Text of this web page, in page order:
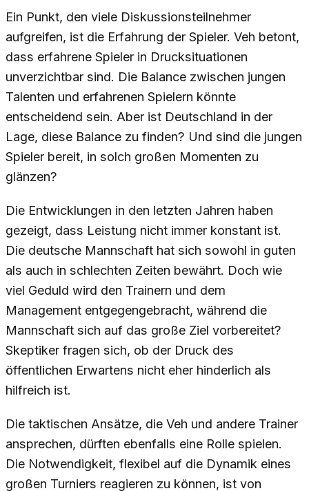
Ein Punkt, den viele Diskussionsteilnehmer
aufgreifen, ist die Erfahrung der Spieler. Veh betont,
dass erfahrene Spieler in Drucksituationen
unverzichtbar sind. Die Balance zwischen jungen
Talenten und erfahrenen Spielern könnte
entscheidend sein. Aber ist Deutschland in der
Lage, diese Balance zu finden? Und sind die jungen
Spieler bereit, in solch großen Momenten zu
glänzen?
Die Entwicklungen in den letzten Jahren haben
gezeigt, dass Leistung nicht immer konstant ist.
Die deutsche Mannschaft hat sich sowohl in guten
als auch in schlechten Zeiten bewährt. Doch wie
viel Geduld wird den Trainern und dem
Management entgegengebracht, während die
Mannschaft sich auf das große Ziel vorbereitet?
Skeptiker fragen sich, ob der Druck des
öffentlichen Erwartens nicht eher hinderlich als
hilfreich ist.
Die taktischen Ansätze, die Veh und andere Trainer
ansprechen, dürften ebenfalls eine Rolle spielen.
Die Notwendigkeit, flexibel auf die Dynamik eines
großen Turniers reagieren zu können, ist von